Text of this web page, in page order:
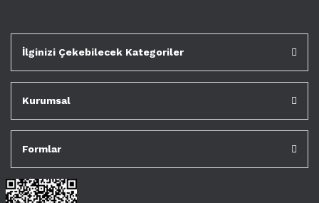
İlginizi Çekebilecek Kategoriler
Kurumsal
Formlar